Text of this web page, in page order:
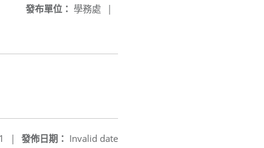
發布單位： 學務處 |
發佈日期： Invalid date
|